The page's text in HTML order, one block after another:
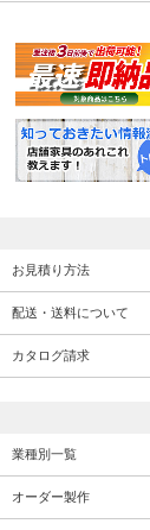
お見積り方法
配送・送料について
カタログ請求
業種別一覧
オーダー製作